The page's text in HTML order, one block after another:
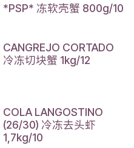
*PSP* 冻软壳蟹 800g/10
CANGREJO CORTADO
冷冻切块蟹 1kg/12
COLA LANGOSTINO
(26/30) 冷冻去头虾
1,7kg/10